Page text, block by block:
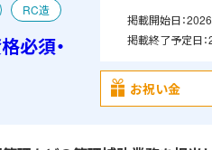
RC造
必須・
掲載開始日：
掲載終了予定日：
お祝い金